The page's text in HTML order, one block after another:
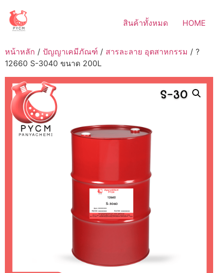
content
สินค้าทั้งหมด HOME
หน้าหลัก / ปัญญาเคมีภัณฑ์ / สารละลาย อุตสาหกรรม / ?
12660 S-3040 ขนาด 200L